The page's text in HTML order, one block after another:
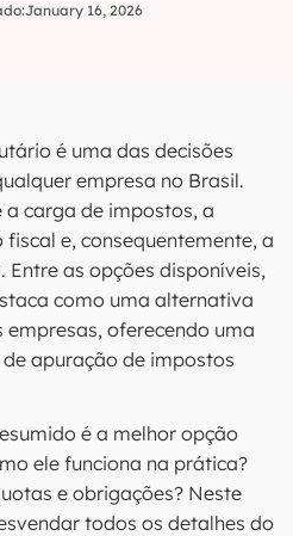
January 16, 2026
é uma das decisões
empresa no Brasil.
carga de impostos, a
e, consequentemente, a
as opções disponíveis,
como uma alternativa
oferecendo uma
apuração de impostos
é a melhor opção
ele funciona na prática?
e obrigações? Neste
todos os detalhes do